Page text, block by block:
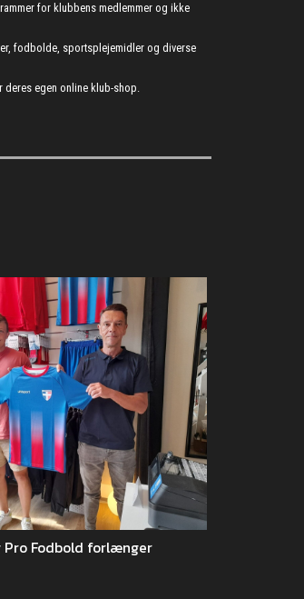
for klubbens medlemmer og ikke
fodbolde, sportsplejemidler og diverse
deres egen online klub-shop.
Pro Fodbold forlænger